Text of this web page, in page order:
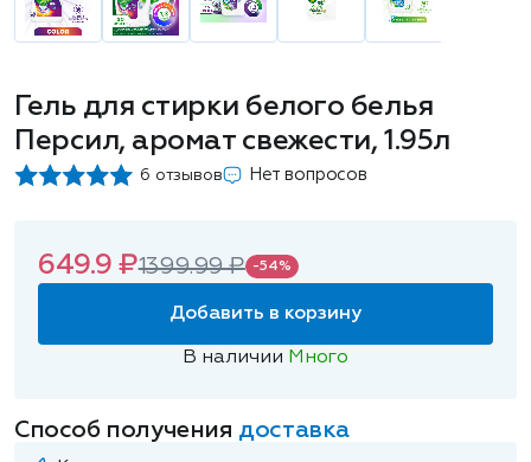
Гель для стирки белого белья
Персил, аромат свежести, 1.95л
6 отзывов Нет вопросов
649.9 ₽1399.99 ₽ -54%
Добавить в корзину
В наличии Много
Способ получения доставка